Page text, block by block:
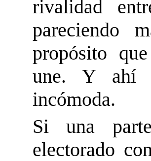
rivalidad
pareciendo
propósito
une. Y ahí
incómoda.
Si una
electorado